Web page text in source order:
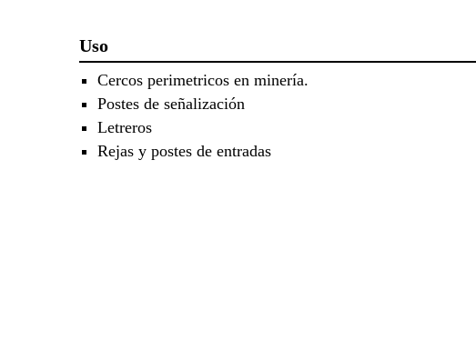
Uso
Cercos perimetricos en minería.
Postes de señalización
Letreros
Rejas y postes de entradas